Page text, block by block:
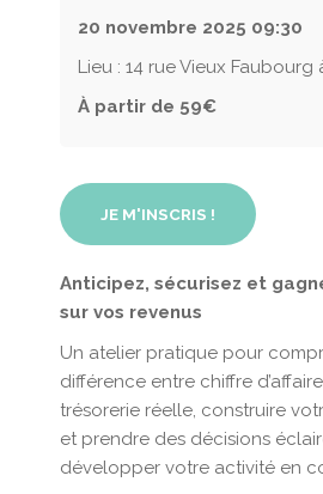
20 novembre 2025 09:30
Lieu : 14 rue Vieux Faubourg
À partir de 59€
JE M'INSCRIS !
Anticipez, sécurisez et
sur vos revenus
Un atelier pratique pour
différence entre chiffre
trésorerie réelle, construire
et prendre des décisions
développer votre activité en